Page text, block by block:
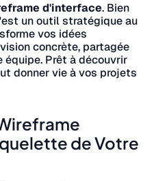
d'interface. Bien
un outil stratégique au
vos idées
concrète, partagée
Prêt à découvrir
donner vie à vos projets
de Votre